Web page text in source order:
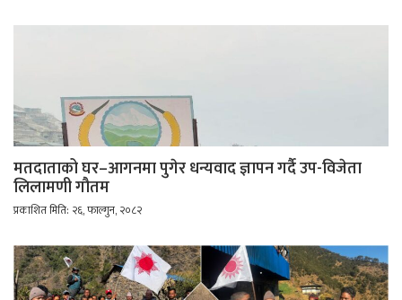
मतदाताको घर–आगनमा पुगेर धन्यवाद ज्ञापन गर्दै उप-विजेता
लिलामणी गौतम
प्रकाशित मिति: २६, फाल्गुन, २०८२